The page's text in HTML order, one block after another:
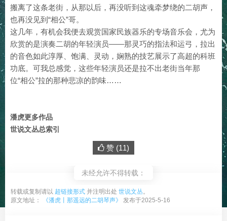
搬离了这条老街，从那以后，再没听到这魂牵梦绕的二胡声，
也再没见到“相公”哥。
这几年，有机会我便去观赏国家民族器乐的专场音乐会，尤为
欣赏的是演奏二胡的年轻演员——那灵巧的指法和运弓，拉出
的音色如此淳厚、饱满、灵动，娴熟的技艺展示了高超的科班
功底。可我总感觉，这些年轻演员还是拉不出老街当年那
位“相公”拉的那种悲凉的韵味……
潘虎更多作品
世说文丛总索引
赞 (11)
未经允许不得转载：
转载或复制请以 超链接形式 并注明出处 世说文丛。
原文地址：
《潘虎丨那遥远的二胡琴声》 发布于2025-5-16